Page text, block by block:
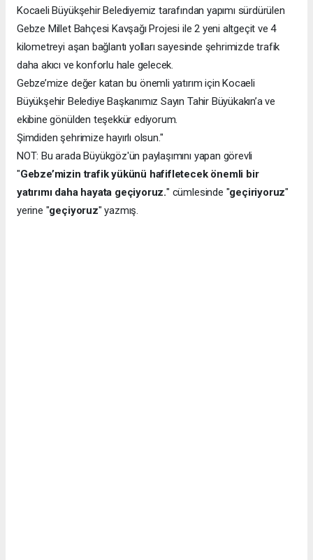
Kocaeli Büyükşehir Belediyemiz tarafından yapımı sürdürülen
Gebze Millet Bahçesi Kavşağı Projesi ile 2 yeni altgeçit ve 4
kilometreyi aşan bağlantı yolları sayesinde şehrimizde trafik
daha akıcı ve konforlu hale gelecek.
Gebze’mize değer katan bu önemli yatırım için Kocaeli
Büyükşehir Belediye Başkanımız Sayın Tahir Büyükakın’a ve
ekibine gönülden teşekkür ediyorum.
Şimdiden şehrimize hayırlı olsun."
NOT: Bu arada Büyükgöz'ün paylaşımını yapan görevli
"Gebze’mizin trafik yükünü hafifletecek önemli bir
yatırımı daha hayata geçiyoruz." cümlesinde "geçiriyoruz"
yerine "geçiyoruz" yazmış.